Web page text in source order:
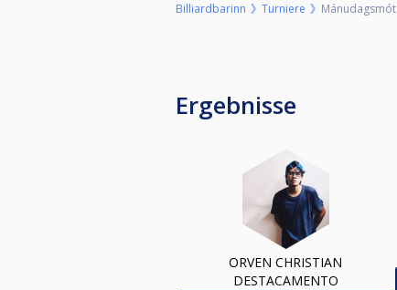
Billiardbarinn Turniere Mánudagsmót
Ergebnisse
ORVEN CHRISTIAN
DESTACAMENTO